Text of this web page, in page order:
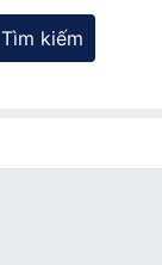
Tìm kiếm